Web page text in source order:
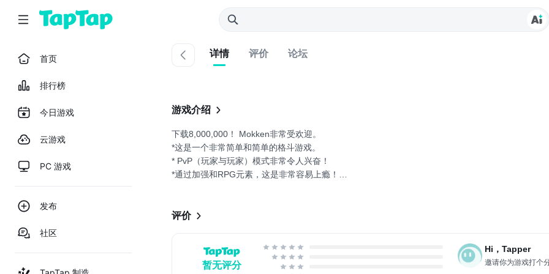
首页
排行榜
今日游戏
云游戏
PC 游戏
发布
社区
详情 评价 论坛
游戏介绍
下载8,000,000！ Mokken非常受欢迎。
*这是一个非常简单和简单的格斗游戏。
* PvP（玩家与玩家）模式非常令人兴奋！
*通过加强和RPG元素，这是非常容易上瘾！
你可以玩的第一个屏幕是Mokken 2。
这是一场比赛，你可以通过拳击和踢球击败多少敌人。使用方便：
评价
暂无评分
Hi，Tapper
邀请你为游戏打个